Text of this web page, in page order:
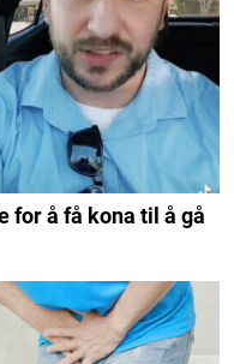
for å få kona til å gå